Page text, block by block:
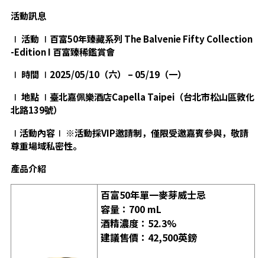
活動訊息
∣ 活動 ∣ 百富50年臻藏系列 The Balvenie Fifty Collection
-Edition I 百富臻稀鑑賞會
∣ 時間 ∣2025/05/10（六） – 05/19（一）
∣ 地點 ∣ 臺北嘉佩樂酒店Capella Taipei（台北市松山區敦化
北路139號）
∣活動內容∣ ※活動採VIP邀請制，僅限受邀嘉賓參與，敬請
尊重場域私密性。
產品介紹
百富50年單一麥芽威士忌
容量：700 mL
酒精濃度：52.3%
建議售價：42,500英鎊